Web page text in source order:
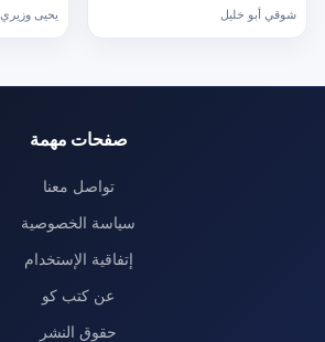
PDF تأليف شوقي أبو خليل مجانا
[كامل]
شوقي أبو خليل
[كامل]
يحيى وزيري
صفحات مهمة
تواصل معنا
سياسة الخصوصية
إتفاقية الإستخدام
عن كتب كو
حقوق النشر